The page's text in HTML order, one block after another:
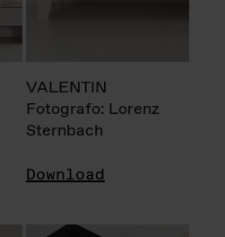
VALENTIN
Fotografo: Lorenz
Sternbach
Download